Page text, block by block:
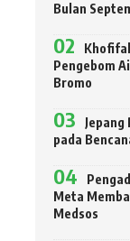
Bulan
Pengebom
Bromo
pada
Meta
Medsos